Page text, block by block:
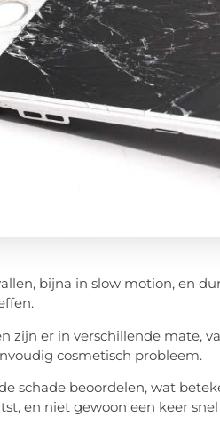
bijna in slow motion, en
zijn er in verschillende mate,
cosmetisch probleem.
schade beoordelen, wat
en niet gewoon een keer